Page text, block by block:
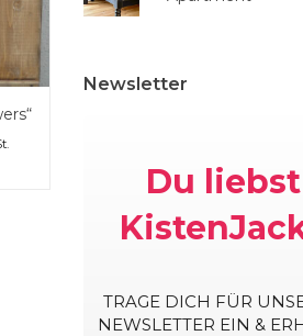
Newsletter
Du liebst
TRAGE DICH FÜR
NEWSLETTER EIN &